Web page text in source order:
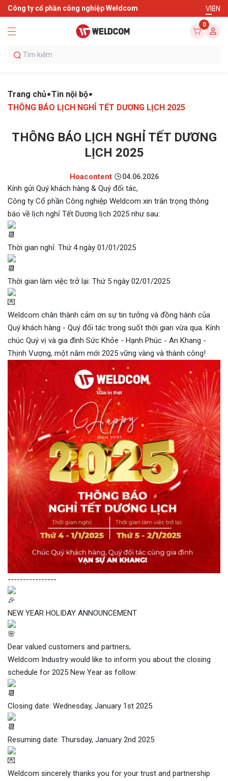
Công ty cổ phần công nghiệp Weldcom VIEN
0
Trang chủ Tin nội bộ
THÔNG BÁO LỊCH NGHỈ TẾT DƯƠNG LỊCH 2025
THÔNG BÁO LỊCH NGHỈ TẾT DƯƠNG
LỊCH 2025
Hoacontent 04.06.2026
Kính gửi Quý khách hàng & Quý đối tác,
Công ty Cổ phần Công nghiệp Weldcom xin trân trọng thông
báo về lịch nghỉ Tết Dương lịch 2025 như sau:
Thời gian nghỉ: Thứ 4 ngày 01/01/2025
Thời gian làm việc trở lại: Thứ 5 ngày 02/01/2025
Weldcom chân thành cảm ơn sự tin tưởng và đồng hành của
Quý khách hàng - Quý đối tác trong suốt thời gian vừa qua. Kính
chúc Quý vị và gia đình Sức Khỏe - Hạnh Phúc - An Khang -
Thịnh Vượng, một năm mới 2025 vững vàng và thành công!
----------------
NEW YEAR HOLIDAY ANNOUNCEMENT
Dear valued customers and partners,
Weldcom Industry would like to inform you about the closing
schedule for 2025 New Year as follow:
Closing date: Wednesday, January 1st 2025
Resuming date: Thursday, January 2nd 2025
Weldcom sincerely thanks you for your trust and partnership